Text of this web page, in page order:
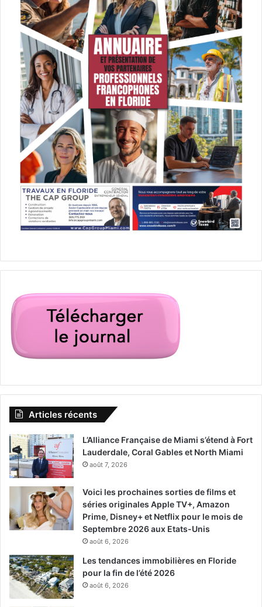
Articles récents
L’Alliance Française de Miami s’étend à Fort
Lauderdale, Coral Gables et North Miami
août 7, 2026
Voici les prochaines sorties de films et
séries originales Apple TV+, Amazon
Prime, Disney+ et Netflix pour le mois de
Septembre 2026 aux Etats-Unis
août 6, 2026
Les tendances immobilières en Floride
pour la fin de l’été 2026
août 6, 2026